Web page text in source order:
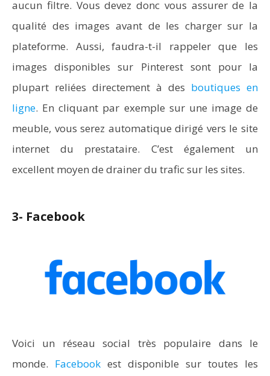
aucun filtre. Vous devez donc vous assurer de la
qualité des images avant de les charger sur la
plateforme. Aussi, faudra-t-il rappeler que les
images disponibles sur Pinterest sont pour la
plupart reliées directement à des boutiques en
ligne. En cliquant par exemple sur une image de
meuble, vous serez automatique dirigé vers le site
internet du prestataire. C’est également un
excellent moyen de drainer du trafic sur les sites.
3- Facebook
Voici un réseau social très populaire dans le
monde. Facebook est disponible sur toutes les